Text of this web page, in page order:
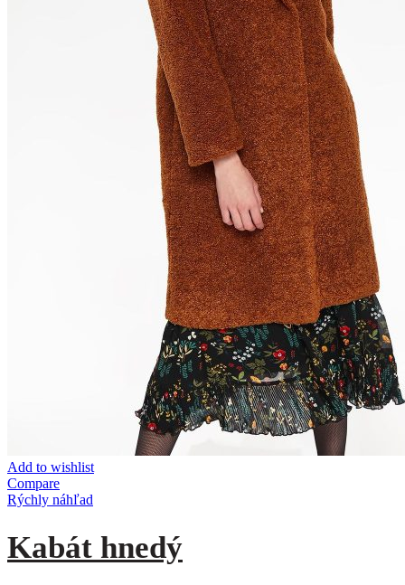
Add to wishlist
Compare
Rýchly náhľad
Kabát hnedý